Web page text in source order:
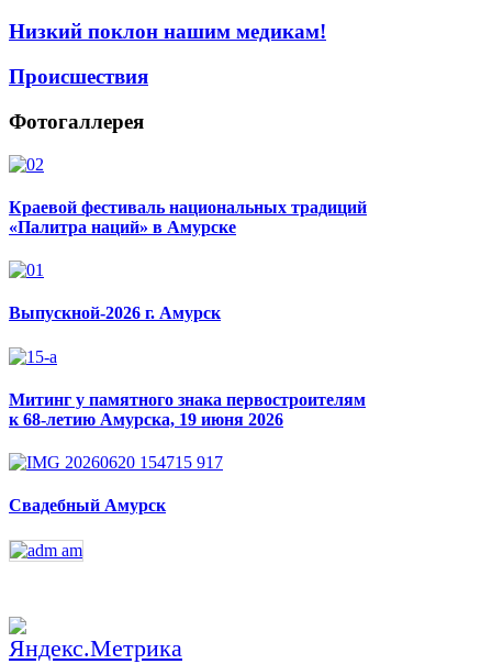
Низкий поклон нашим медикам!
Происшествия
Фотогаллерея
Краевой фестиваль национальных традиций
«Палитра наций» в Амурске
Выпускной-2026 г. Амурск
Митинг у памятного знака первостроителям
к 68-летию Амурска, 19 июня 2026
Свадебный Амурск